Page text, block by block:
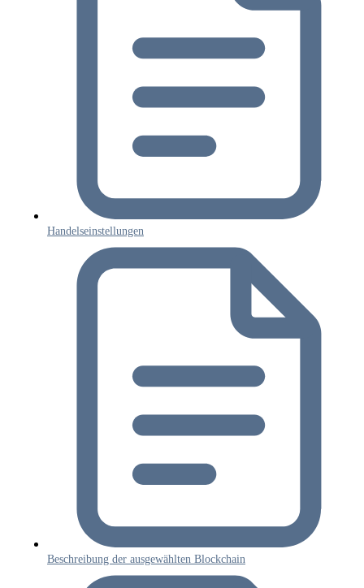
Handelseinstellungen
Beschreibung der ausgewählten Blockchain